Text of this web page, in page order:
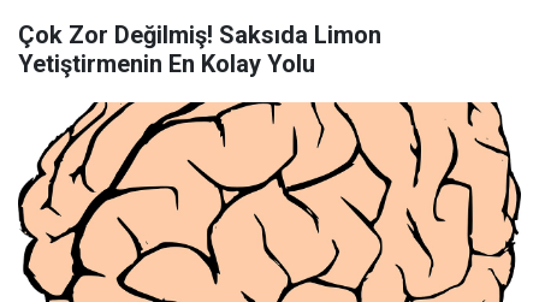
Çok Zor Değilmiş! Saksıda Limon
Yetiştirmenin En Kolay Yolu